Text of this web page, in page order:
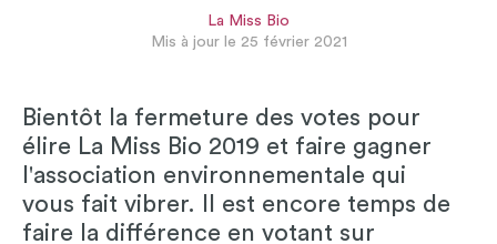
La Miss Bio
Mis à jour le 25 février 2021
Bientôt la fermeture des votes pour
élire La Miss Bio 2019 et faire gagner
l'association environnementale qui
vous fait vibrer. Il est encore temps de
faire la différence en votant sur